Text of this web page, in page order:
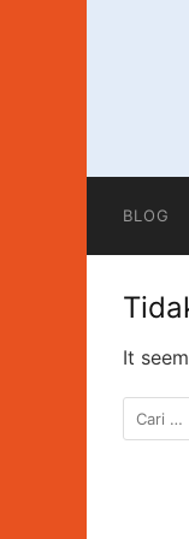
BLOG
It
Cari
untuk: